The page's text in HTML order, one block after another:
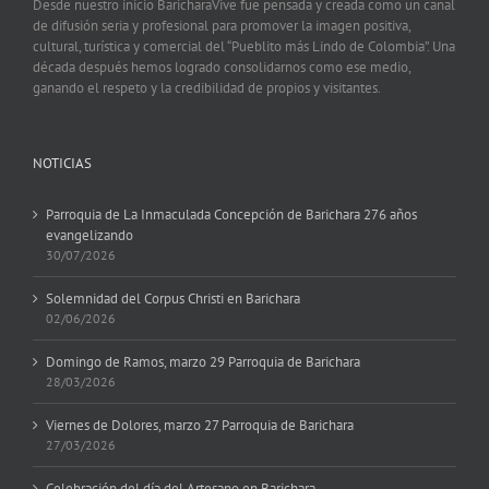
Desde nuestro inicio BaricharaVive fue pensada y creada como un canal
de difusión seria y profesional para promover la imagen positiva,
cultural, turística y comercial del “Pueblito más Lindo de Colombia”. Una
década después hemos logrado consolidarnos como ese medio,
ganando el respeto y la credibilidad de propios y visitantes.
NOTICIAS
Parroquia de La Inmaculada Concepción de Barichara 276 años
evangelizando
30/07/2026
Solemnidad del Corpus Christi en Barichara
02/06/2026
Domingo de Ramos, marzo 29 Parroquia de Barichara
28/03/2026
Viernes de Dolores, marzo 27 Parroquia de Barichara
27/03/2026